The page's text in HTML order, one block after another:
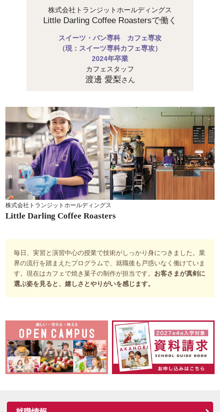
株式会社トランジットホールディングス
Little Darling Coffee Roastersで働く
スイーツ・パン専科 カフェ専攻
（現：スイーツ専科カフェ専攻）
2024年卒業
カフェスタッフ
渡邊 愛梨さん
株式会社トランジットホールディングス
Little Darling Coffee Roasters
毎日、実習と演習中心の授業で技術がしっかり身につきました。業
界の流行を踏まえたプログラムで、就職後も戸惑いなく働けていま
す。現在はカフェで焼き菓子の制作が担当です。 お客さまが真剣に
選ぶ姿を見ると、嬉しさとやりがいを感じます。